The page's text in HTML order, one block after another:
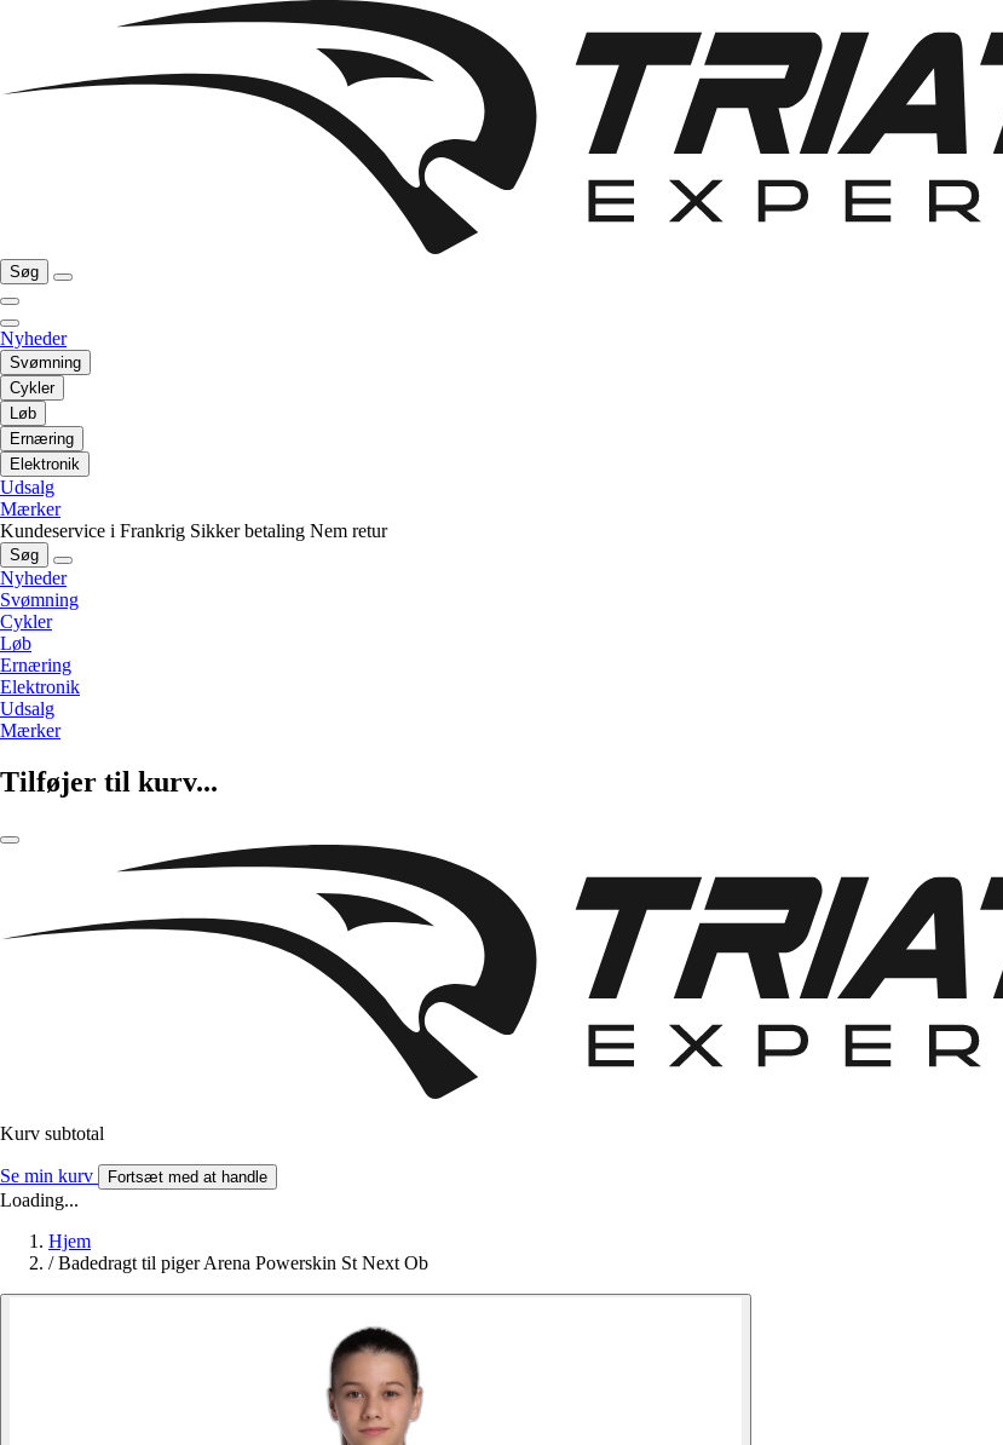
Søg
Nyheder
Svømning
Cykler
Løb
Ernæring
Elektronik
Udsalg
Mærker
Kundeservice i Frankrig Sikker betaling Nem retur
Søg
Nyheder
Svømning
Cykler
Løb
Ernæring
Elektronik
Udsalg
Mærker
Tilføjer til kurv...
Kurv subtotal
Se min kurv Fortsæt med at handle
Loading...
Hjem
/ Badedragt til piger Arena Powerskin St Next Ob